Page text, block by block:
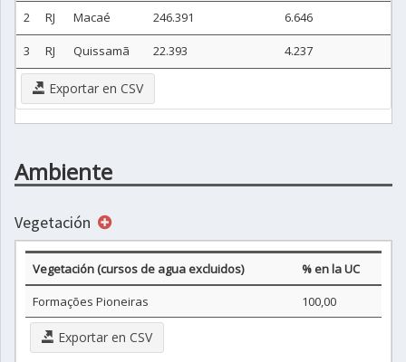
2 RJ Macaé 246.391 6.646
3 RJ Quissamã 22.393 4.237
Exportar en CSV
Ambiente
Vegetación
Vegetación (cursos de agua excluidos)
% en la UC
Formações Pioneiras
100,00
Exportar en CSV